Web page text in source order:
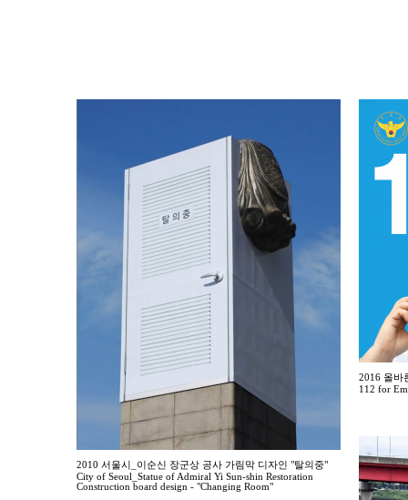
2010 서울시_이순신 장군상 공사 가림막 디자인 "탈의중"
City of Seoul_Statue of Admiral Yi Sun-shin Restoration
Construction board design - "Changing Room"
2016 올바
112 for